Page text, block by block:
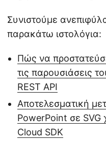
Συνιστούμε
παρακάτω ιστολόγια:
Πώς να
τις παρουσιάσεις
REST API
Αποτελεσματική
PowerPoint σε SVG
Cloud SDK